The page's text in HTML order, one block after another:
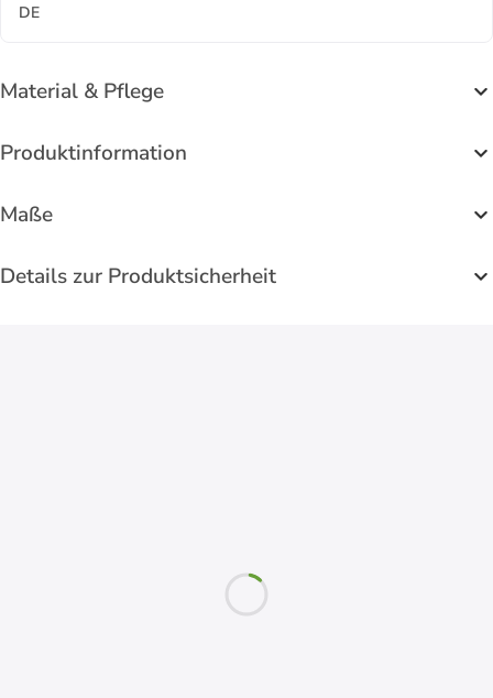
DE
Material & Pflege
Produktinformation
Maße
Details zur Produktsicherheit